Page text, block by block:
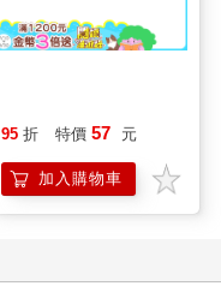
95 折 特價 57 元
加入購物車